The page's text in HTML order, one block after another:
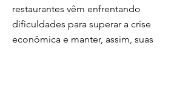
restaurantes vêm enfrentando
dificuldades para superar a crise
econômica e manter, assim, suas